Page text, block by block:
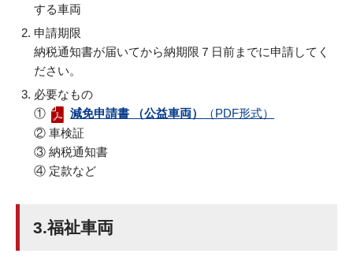
する車両
申請期限
納税通知書が届いてから納期限７日前までに申請してく
ださい。
必要なもの
①
減免申請書 （公益車両）
（PDF形式）
② 車検証
③ 納税通知書
④ 定款など
3.福祉車両